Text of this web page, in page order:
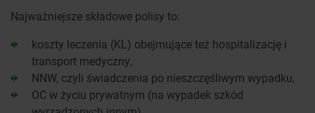
Najważniejsze składowe polisy to:
koszty leczenia (KL) obejmujące też hospitalizację i
transport medyczny,
NNW, czyli świadczenia po nieszczęśliwym wypadku,
OC w życiu prywatnym (na wypadek szkód